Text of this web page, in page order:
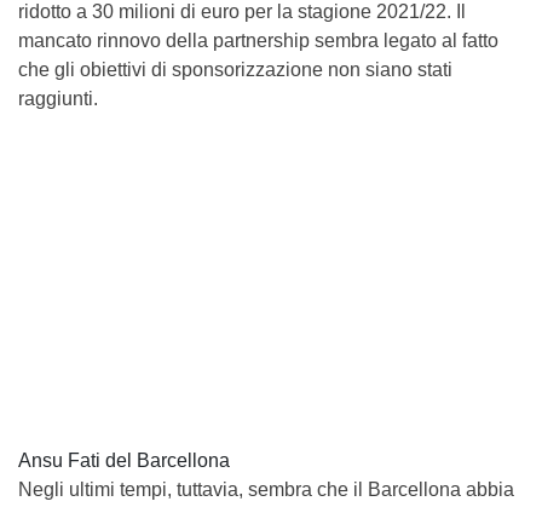
ridotto a 30 milioni di euro per la stagione 2021/22. Il
mancato rinnovo della partnership sembra legato al fatto
che gli obiettivi di sponsorizzazione non siano stati
raggiunti.
Ansu Fati del Barcellona
Negli ultimi tempi, tuttavia, sembra che il Barcellona abbia